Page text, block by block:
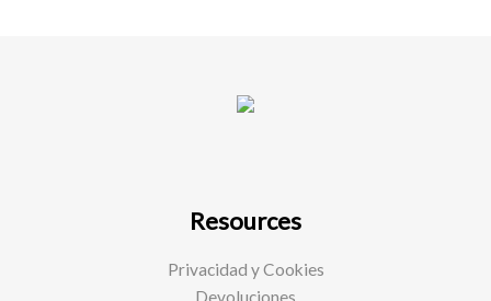
Resources
Privacidad y Cookies
Devoluciones